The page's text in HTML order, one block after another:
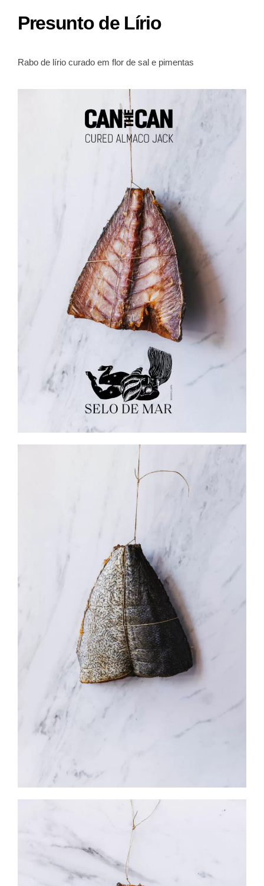
Presunto de Lírio
Rabo de lírio curado em flor de sal e pimentas